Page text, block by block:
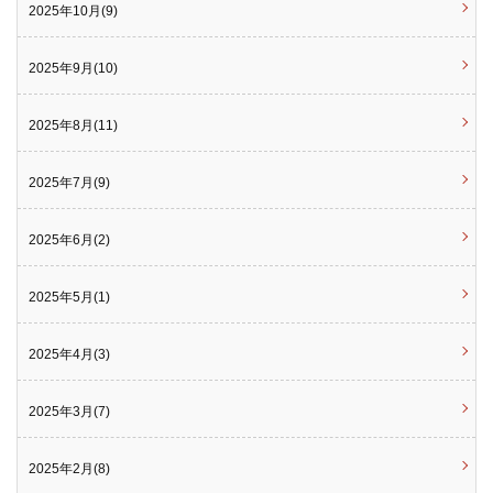
2025年10月(9)
2025年9月(10)
2025年8月(11)
2025年7月(9)
2025年6月(2)
2025年5月(1)
2025年4月(3)
2025年3月(7)
2025年2月(8)